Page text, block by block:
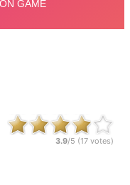
3.9/5 (17 votes)